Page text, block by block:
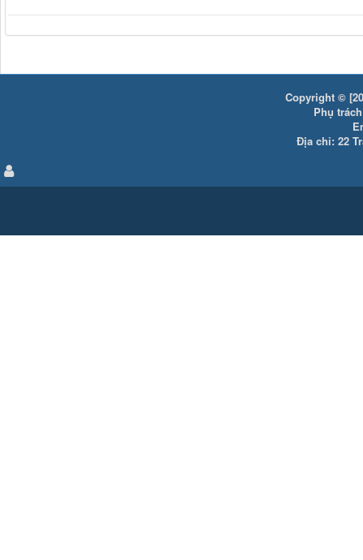
Copyright ©
Phụ
Địa chỉ: 22